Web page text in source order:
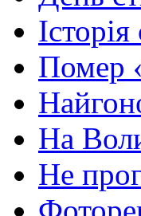
Помер
На
Не